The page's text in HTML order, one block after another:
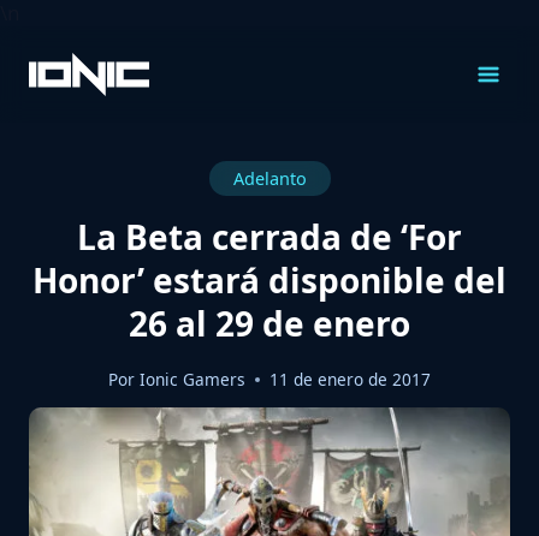
Contenido
Adelanto
La Beta cerrada de ‘For
Honor’ estará disponible del
26 al 29 de enero
Por Ionic Gamers 11 de enero de 2017